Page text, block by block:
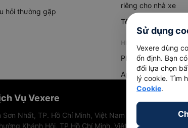
hỏi thường gặp
riêng cho nhà xe
Tổng đài AI
HỆ THỐNG QUẢN LÝ
Phần mềm quản lý
App quản lý hàng
Vụ Vexere
Nhất, TP. Hồ Chí Minh, Việt Nam
Khánh Hội, TP Hồ Chí Minh, Việt Nam
Sử dụng
Vexere dùng
ổn định. Bạn
đổi lựa chọn
lý cookie. Tìm
Cookie.